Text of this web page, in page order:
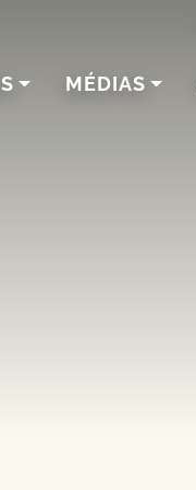
MÉDIAS